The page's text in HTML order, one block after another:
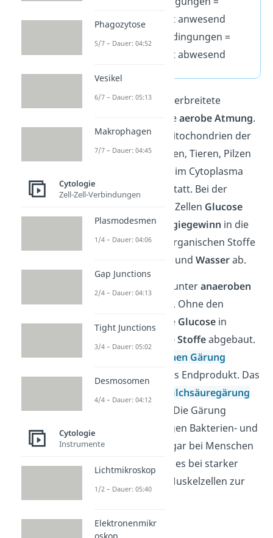
Sauerstoff ist anwesend
Bedingungen =
Sauerstoff ist abwesend
Die am weitesten verbreitete
Dissimilation ist dieaerobe Atmung.
Sie findet in den Mitochondrien der
Zellen von Menschen, Tieren, Pilzen
und Pflanzen oder im Cytoplasma
einiger Bakterien statt. Bei der
Atmung bauen die Zellen Glucose
unter hohemEnergiegewinn in die
energiearmen anorganischen Stoffe
undWasserab.
findet unteranaeroben
Bedingungen statt. Ohne den
Sauerstoff wird die Glucose in
organische Stoffeabgebaut.
alkoholischen Gärung
entsteht Ethanol als Endprodukt. Das
Milchsäuregärung
ist die Milchsäure. Die Gärung
findest du bei einigen Bakterien- und
Pilzarten. Doch sogar bei Menschen
und Tieren kommt es bei starker
Belastung in den Muskelzellen zur
Phagozytose
5/7 – Dauer: 04:52
Vesikel
6/7 – Dauer: 05:13
Makrophagen
7/7 – Dauer: 04:45
Cytologie
Zell-Zell-Verbindungen
Plasmodesmen
1/4 – Dauer: 04:06
Gap Junctions
2/4 – Dauer: 04:13
Tight Junctions
3/4 – Dauer: 05:02
Desmosomen
4/4 – Dauer: 04:12
Cytologie
Instrumente
Lichtmikroskop
1/2 – Dauer: 05:40
Elektronenmikr